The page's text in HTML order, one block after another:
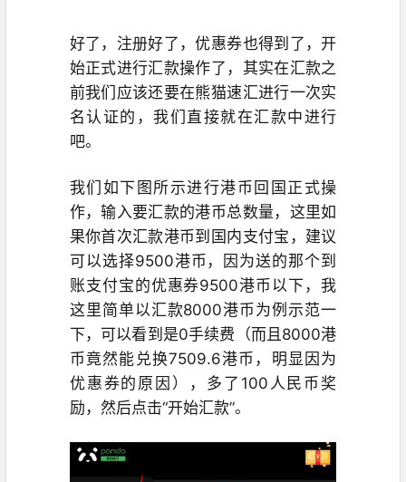
好了，注册好了，优惠券也得到了，开
始正式进行汇款操作了，其实在汇款之
前我们应该还要在熊猫速汇进行一次实
名认证的，我们直接就在汇款中进行
吧。
我们如下图所示进行港币回国正式操
作，输入要汇款的港币总数量，这里如
果你首次汇款港币到国内支付宝，建议
可以选择9500港币，因为送的那个到
账支付宝的优惠券9500港币以下，我
这里简单以汇款8000港币为例示范一
下，可以看到是0手续费（而且8000港
币竟然能兑换7509.6港币，明显因为
优惠券的原因 ）
，多了100人民币奖
励，然后点击“开始汇款”。